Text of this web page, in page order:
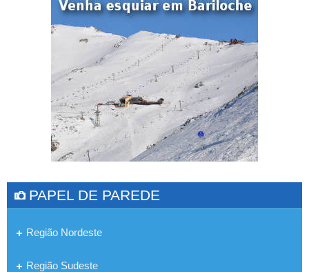
PAPEL DE PAREDE
Região Nordeste
Região Sudeste